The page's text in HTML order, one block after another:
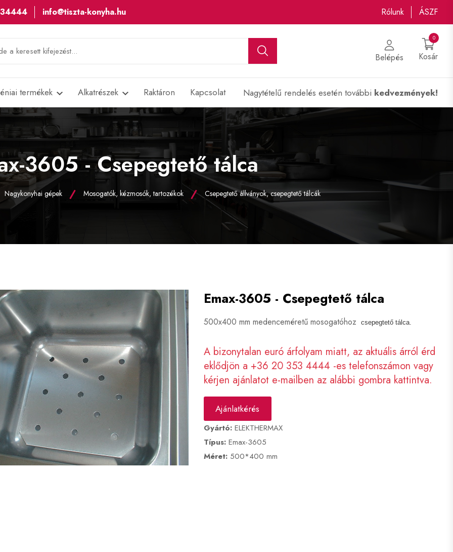
info@tiszta-konyha.hu Rólunk ÁSZF
Belépés Kosár
0
termékek Alkatrészek Raktáron Kapcsolat Nagytételű rendelés esetén további kedvezmények!
3605 - Csepegtető tálca
Nagykonyhai gépek Mosogatók, kézmosók, tartozékok Csepegtető állványok, csepegtető tálcák
Emax-3605 - Csepegtető tálca
500x400 mm medenceméretű mosogatóhoz csepegtető tálca.
A bizonytalan euró árfolyam miatt, az aktuális árról érd
eklődjön a +36 20 353 4444 -es telefonszámon vagy
kérjen ajánlatot e-mailben az alábbi gombra kattintva.
Ajánlatkérés
Gyártó: ELEKTHERMAX
Típus: Emax-3605
Méret: 500*400 mm